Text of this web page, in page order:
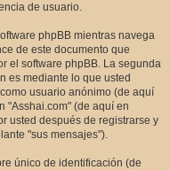
de usuario.
phpBB mientras navega
de este documento que
el software phpBB. La segunda
es mediante lo que usted
usuario anónimo (de aquí
"Asshai.com" (de aquí en
usted después de registrarse y
"sus mensajes").
único de identificación (de